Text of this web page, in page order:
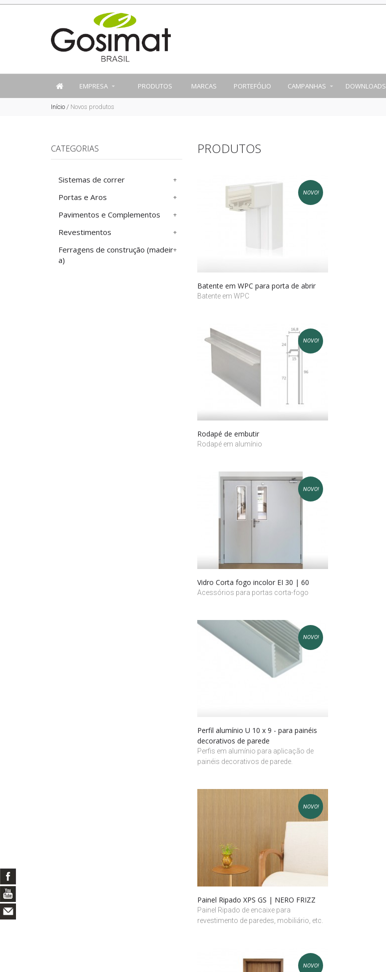
EMPRESA PRODUTOS MARCAS PORTEFÓLIO CAMPANHAS DOWNLOADS
Início / Novos produtos
CATEGORIAS
Sistemas de correr
Portas e Aros
Pavimentos e Complementos
Revestimentos
Ferragens de construção (madeir
a)
PRODUTOS
NOVO!
Batente em WPC para porta de abrir
Batente em WPC
NOVO!
Rodapé de embutir
Rodapé em alumínio
NOVO!
Vidro Corta fogo incolor EI 30 | 60
Acessórios para portas corta-fogo
NOVO!
Perfil alumínio U 10 x 9 - para painéis
decorativos de parede
Perfis em alumínio para aplicação de
painéis decorativos de parede.
NOVO!
Painel Ripado XPS GS | NERO FRIZZ
Painel Ripado de encaixe para
revestimento de paredes, mobiliário, etc.
NOVO!